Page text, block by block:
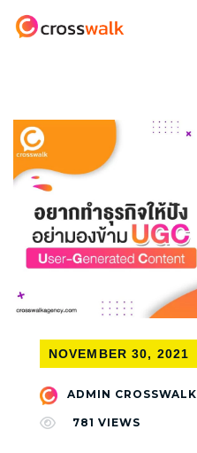
NOVEMBER 30, 2021
ADMIN CROSSWALK
781 VIEWS